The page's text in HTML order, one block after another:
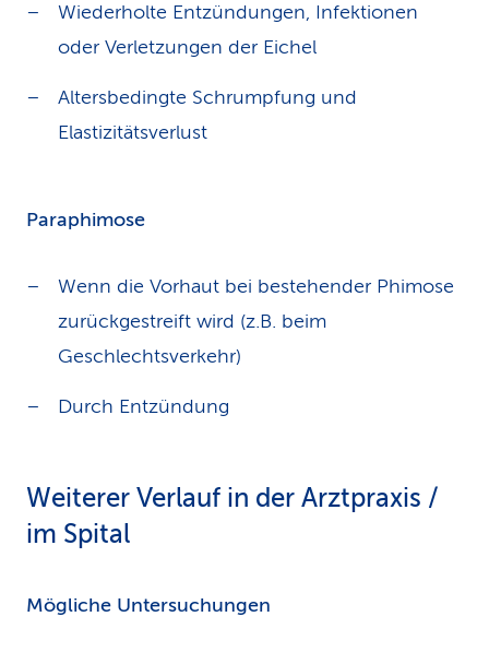
Wiederholte Entzündungen, Infektionen
oder Verletzungen der Eichel
Altersbedingte Schrumpfung und
Elastizitätsverlust
Paraphimose
Wenn die Vorhaut bei bestehender Phimose
zurückgestreift wird (z.B. beim
Geschlechtsverkehr)
Durch Entzündung
Weiterer Verlauf in der Arztpraxis /
im Spital
Mögliche Untersuchungen